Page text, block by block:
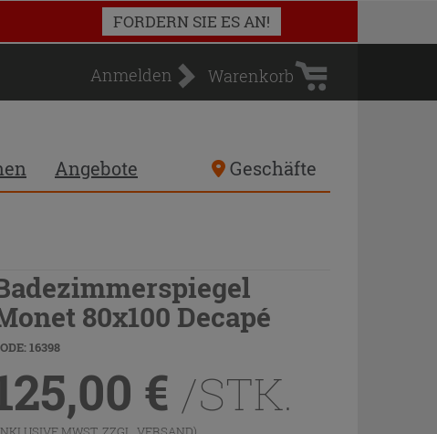
FORDERN SIE ES AN!
Anmelden
Warenkorb
Warenkorb
Angebote Geschäfte
80x100 Decapé
16398
€ /STK.